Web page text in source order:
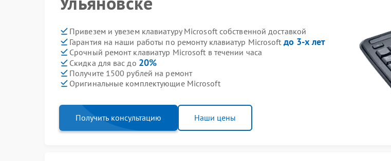
Привезем и увезем клавиатуру Microsoft собственной доставкой
Гарантия на наши работы по ремонту клавиатур Microsoft до 3-х лет
Срочный ремонт клавиатур Microsoft в течении часа
Скидка для вас до 20%
Получите 1500 рублей на ремонт
Оригинальные комплектующие Microsoft
Получить консультацию Наши цены